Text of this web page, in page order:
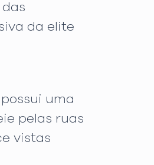
da elite
uma
pelas ruas
vistas